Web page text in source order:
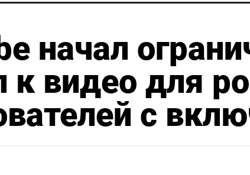
начал
к видео для
с